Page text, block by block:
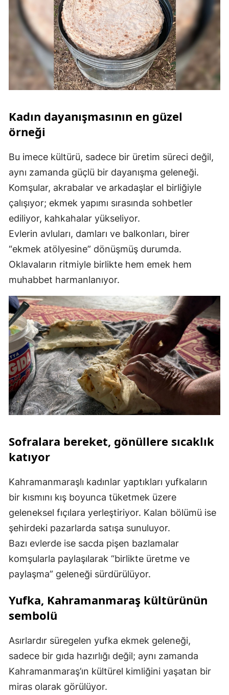
Kadın dayanışmasının en güzel
örneği
Bu imece kültürü, sadece bir üretim süreci değil,
aynı zamanda güçlü bir dayanışma geleneği.
Komşular, akrabalar ve arkadaşlar el birliğiyle
çalışıyor; ekmek yapımı sırasında sohbetler
ediliyor, kahkahalar yükseliyor.
Evlerin avluları, damları ve balkonları, birer
“ekmek atölyesine” dönüşmüş durumda.
Oklavaların ritmiyle birlikte hem emek hem
muhabbet harmanlanıyor.
Sofralara bereket, gönüllere sıcaklık
katıyor
Kahramanmaraşlı kadınlar yaptıkları yufkaların
bir kısmını kış boyunca tüketmek üzere
geleneksel fıçılara yerleştiriyor. Kalan bölümü ise
şehirdeki pazarlarda satışa sunuluyor.
Bazı evlerde ise sacda pişen bazlamalar
komşularla paylaşılarak “birlikte üretme ve
paylaşma” geleneği sürdürülüyor.
Yufka, Kahramanmaraş kültürünün
sembolü
Asırlardır süregelen yufka ekmek geleneği,
sadece bir gıda hazırlığı değil; aynı zamanda
Kahramanmaraş’ın kültürel kimliğini yaşatan bir
miras olarak görülüyor.